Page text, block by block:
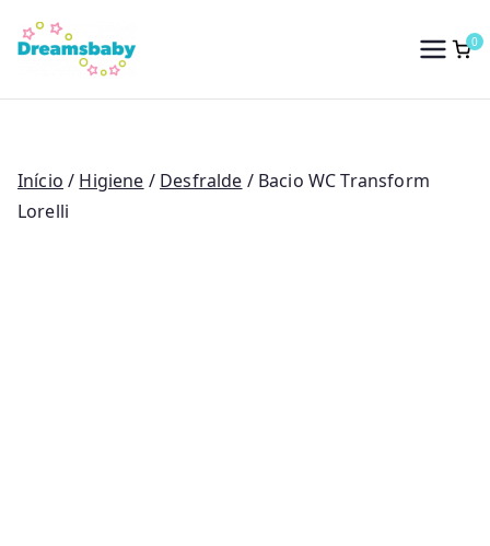
para
conteúdo
Dreams Baby
0
Início / Higiene / Desfralde / Bacio WC Transform
Lorelli